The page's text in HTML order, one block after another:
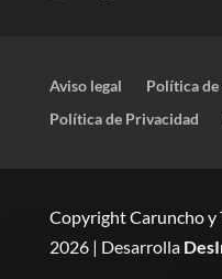
Aviso legal
Política
Política de Privacidad
Copyright Caruncho y
2026 | Desarrolla